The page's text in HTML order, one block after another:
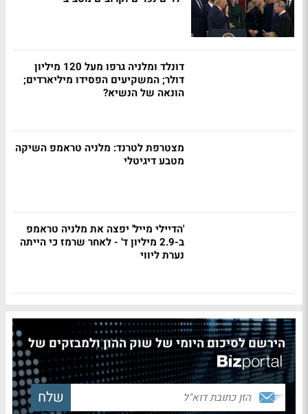
דונלד ומלניה גרפו מעל 120 מיליון
דולר; המשקיעים הפסידו מיליארדים;
הונאה של הנשיא?
מצטרפת לטרנד: מלניה טראמפ השיקה
מטבע דיגיטלי
'הדיילי מייל' יפצה את מלניה טראמפ
ב-2.9 מיליון ד' - לאחר שרמז כי הייתה
נערת ליווי
הירשם לסיכום היומי של שוק ההון ולמבזקים של